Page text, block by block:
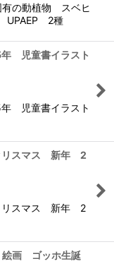
の動植物 スベヒ
UPAEP 2種
児童書イラスト
児童書イラスト
リスマス 新年 2
リスマス 新年 2
画 ゴッホ生誕